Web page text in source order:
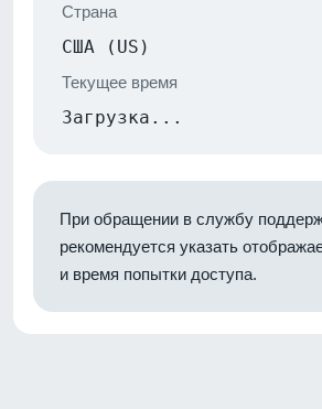
Страна
США (US)
Текущее время
Загрузка...
При обращении в службу
рекомендуется указать
и время попытки доступа.